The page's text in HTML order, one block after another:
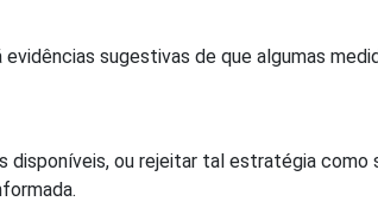
sugestivas de que algumas
disponíveis, ou rejeitar tal estratégia como